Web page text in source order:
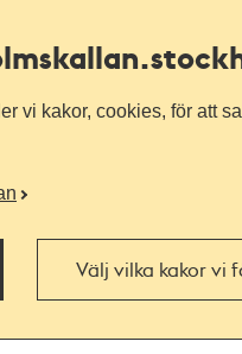
vi kakor, cookies, för att
Välj vilka kakor vi